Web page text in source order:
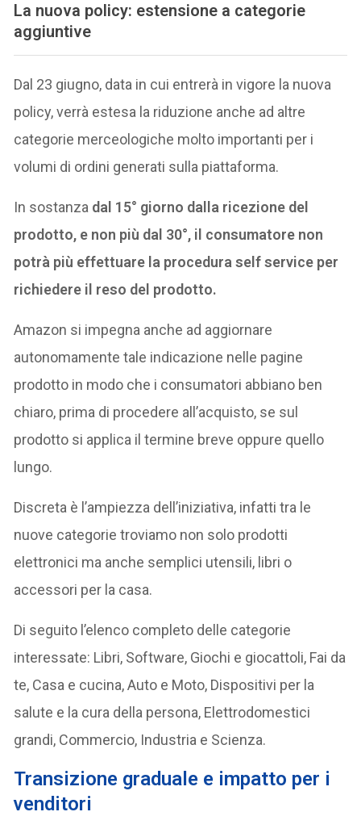
La nuova policy: estensione a categorie
aggiuntive
Dal 23 giugno, data in cui entrerà in vigore la nuova
policy, verrà estesa la riduzione anche ad altre
categorie merceologiche molto importanti per i
volumi di ordini generati sulla piattaforma.
In sostanza dal 15° giorno dalla ricezione del
prodotto, e non più dal 30°, il consumatore non
potrà più effettuare la procedura self service per
richiedere il reso del prodotto.
Amazon si impegna anche ad aggiornare
autonomamente tale indicazione nelle pagine
prodotto in modo che i consumatori abbiano ben
chiaro, prima di procedere all’acquisto, se sul
prodotto si applica il termine breve oppure quello
lungo.
Discreta è l’ampiezza dell’iniziativa, infatti tra le
nuove categorie troviamo non solo prodotti
elettronici ma anche semplici utensili, libri o
accessori per la casa.
Di seguito l’elenco completo delle categorie
interessate: Libri, Software, Giochi e giocattoli, Fai da
te, Casa e cucina, Auto e Moto, Dispositivi per la
salute e la cura della persona, Elettrodomestici
grandi, Commercio, Industria e Scienza.
Transizione graduale e impatto per i
venditori